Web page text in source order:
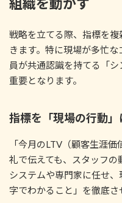
戦略を立てる際、指標を
きます。特に現場が多忙
員が共通認識を持てる「
重要となります。
指標を「現場の行動」
「今月のLTV（顧客生涯
礼で伝えても、スタッフ
システムや専門家に任せ
字でわかること」を徹底さ